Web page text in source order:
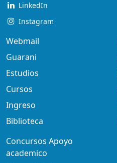
LinkedIn
Instagram
Webmail
Guarani
Estudios
Cursos
Ingreso
Biblioteca
Concursos Apoyo
academico